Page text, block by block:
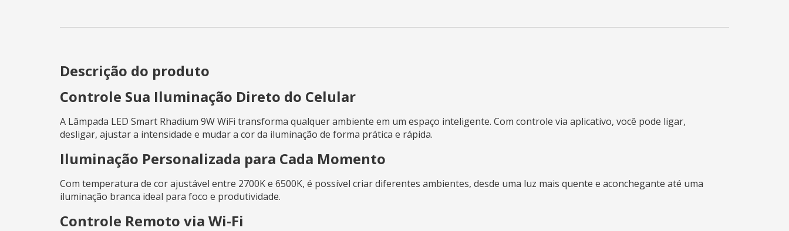
Descrição do produto
Controle Sua Iluminação Direto do Celular
A Lâmpada LED Smart Rhadium 9W WiFi transforma qualquer ambiente em um espaço inteligente. Com controle via aplicativo, você pode ligar,
desligar, ajustar a intensidade e mudar a cor da iluminação de forma prática e rápida.
Iluminação Personalizada para Cada Momento
Com temperatura de cor ajustável entre 2700K e 6500K, é possível criar diferentes ambientes, desde uma luz mais quente e aconchegante até uma
iluminação branca ideal para foco e produtividade.
Controle Remoto via Wi-Fi